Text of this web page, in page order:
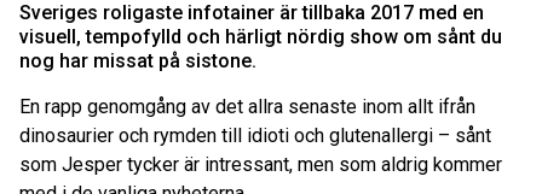
Sveriges roligaste infotainer är tillbaka 2017 med en
visuell, tempofylld och härligt nördig show om sånt du
nog har missat på sistone.
En rapp genomgång av det allra senaste inom allt ifrån
dinosaurier och rymden till idioti och glutenallergi – sånt
som Jesper tycker är intressant, men som aldrig kommer